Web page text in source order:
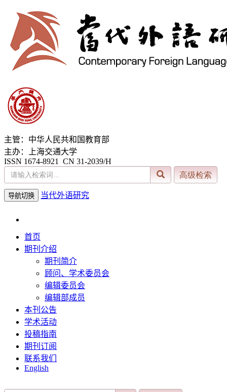
主管：中华人民共和国教育部
主办：上海交通大学
ISSN 1674-8921 CN 31-2039/H
导航切换 当代外语研究
首页
期刊介绍
期刊简介
顾问、学术委员会
编辑委员会
编辑部成员
本刊公告
学术活动
投稿指南
期刊订阅
联系我们
English